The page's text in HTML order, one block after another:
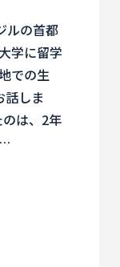
ルの首都
学に留学
での生
話しま
は、2年